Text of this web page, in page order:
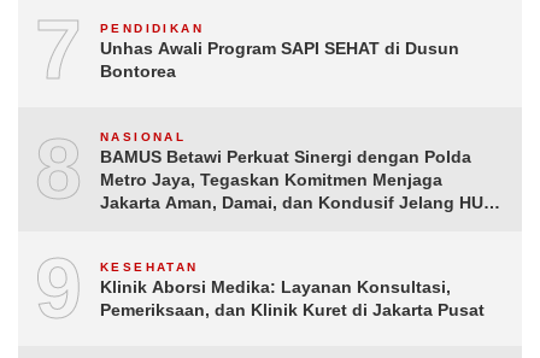
7 PENDIDIKAN
Unhas Awali Program SAPI SEHAT di Dusun
Bontorea
8 NASIONAL
BAMUS Betawi Perkuat Sinergi dengan Polda
Metro Jaya, Tegaskan Komitmen Menjaga
Jakarta Aman, Damai, dan Kondusif Jelang HUT
9 KESEHATAN
Klinik Aborsi Medika: Layanan Konsultasi,
Pemeriksaan, dan Klinik Kuret di Jakarta Pusat